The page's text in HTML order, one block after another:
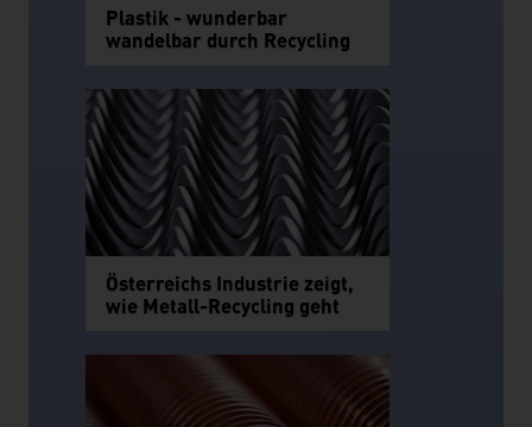
Plastik - wunderbar
wandelbar durch Recycling
Österreichs Industrie zeigt,
wie Metall-Recycling geht